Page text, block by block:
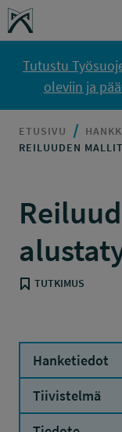
Siirry sisältöön
Työsuojelurahasto
Tutustu
oleviin ja
ETUSIVU
REILUUDEN
TUTKIMUS
Hanketiedot
Tiivistelmä